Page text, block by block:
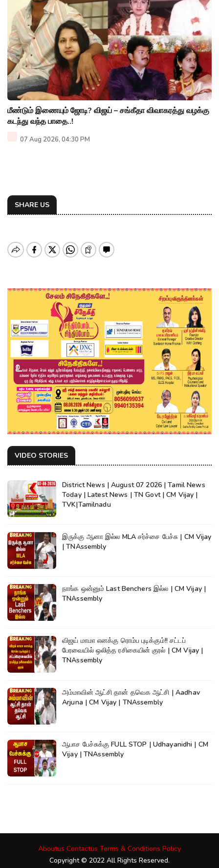
மீண்டும் இணையும் ஜோடி? விஜய் – சங்கீதா விவாகரத்து வழக்கு
கடந்து வந்த பாதை..!
07 Aug 2026, 04:30 PM
SHARE US
VIDEO STORIES
District News | August 07 2026 | Tamil News
Today | Latest News | TN Govt | CM Vijay |
TVK|Tamilnadu
இருக்கு ஆனா இல்ல MLA சர்ச்சை பேச்சு | CM Vijay
| TNAssembly
நாங்க ஒன்னும் Last Benchers இல்ல | CM Vijay |
TNAssembly
விஜய் மாமா எனக்கு ரொம்ப புடிக்கும்!! சட்டப்
பேரவையில் ஒலித்த ரசிகையின் குரல் | CM Vijay |
TNAssembly
அம்மாவின் ஆட்சி தான் தவெக ஆட்சி | Aadhav
Arjuna | CM Vijay | TNAssembly
ஆபாச பேச்சுக்கு FULL STOP | Udhayanidhi | CM
Vijay | TNAssembly
Aboutus Contactus Terms & Conditions Policy
Copyright © 2022 All Rights Reserved.